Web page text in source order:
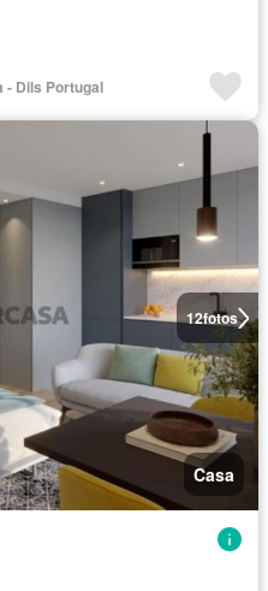
- Dils Portugal
12fotos
Casa